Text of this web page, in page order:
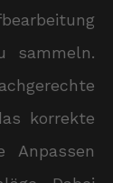
sammeln.
korrekte
Anpassen